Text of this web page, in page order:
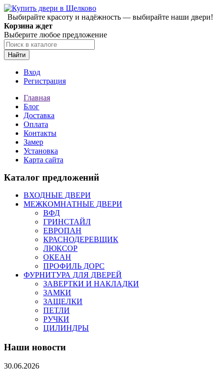
Выбирайте красоту и надёжность — выбирайте наши двери!
Корзина ждет
Выберите любое предложение
Найти
Вход
Регистрация
Главная
Блог
Доставка
Оплата
Контакты
Замер
Установка
Карта сайта
Каталог предложений
ВХОДНЫЕ ДВЕРИ
МЕЖКОМНАТНЫЕ ДВЕРИ
ВФД
ГРИНСТАЙЛ
ЕВРОПАН
КРАСНОДЕРЕВЩИК
ЛЮКСОР
ОКЕАН
ПРОФИЛЬ ДОРС
ФУРНИТУРА ДЛЯ ДВЕРЕЙ
ЗАВЕРТКИ И НАКЛАДКИ
ЗАМКИ
ЗАЩЕЛКИ
ПЕТЛИ
РУЧКИ
ЦИЛИНДРЫ
Наши новости
30.06.2026